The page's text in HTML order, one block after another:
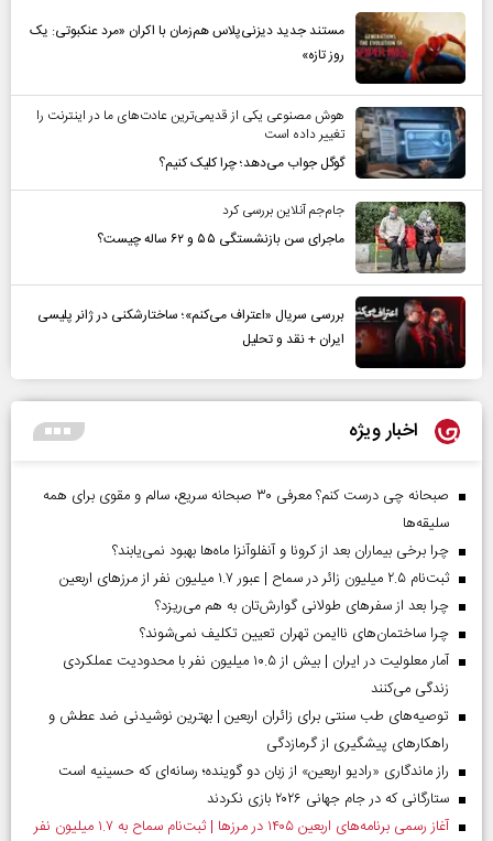
مستند جدید دیزنی‌پلاس هم‌زمان با اکران «مرد عنکبوتی: یک
روز تازه»
هوش مصنوعی یکی از قدیمی‌ترین عادت‌های ما در اینترنت را
تغییر داده است
گوگل جواب می‌دهد؛ چرا کلیک کنیم؟
جام‌جم آنلاین بررسی کرد
ماجرای سن بازنشستگی ۵۵ و ۶۲ ساله چیست؟
بررسی سریال «اعتراف می‌کنم»؛ ساختارشکنی در ژانر پلیسی
ایران + نقد و تحلیل
اخبار ویژه
صبحانه چی درست کنم؟ معرفی ۳۰ صبحانه سریع، سالم و مقوی برای همه
سلیقه‌ها
چرا برخی بیماران بعد از کرونا و آنفلوآنزا ماه‌ها بهبود نمی‌یابند؟
ثبت‌نام ۲.۵ میلیون زائر در سماح | عبور ۱.۷ میلیون نفر از مرز‌های اربعین
چرا بعد از سفرهای طولانی گوارش‌تان به هم می‌ریزد؟
چرا ساختمان‌های ناایمن تهران تعیین تکلیف نمی‌شوند؟
آمار معلولیت در ایران | بیش از ۱۰.۵ میلیون نفر با محدودیت عملکردی
زندگی می‌کنند
توصیه‌های طب سنتی برای زائران اربعین | بهترین نوشیدنی ضد عطش و
راهکارهای پیشگیری از گرمازدگی
راز ماندگاری «رادیو اربعین» از زبان دو گوینده؛ رسانه‌ای که حسینیه است
ستارگانی که در جام جهانی ۲۰۲۶ بازی نکردند
آغاز رسمی برنامه‌های اربعین ۱۴۰۵ در مرز‌ها | ثبت‌نام سماح به ۱.۷ میلیون نفر